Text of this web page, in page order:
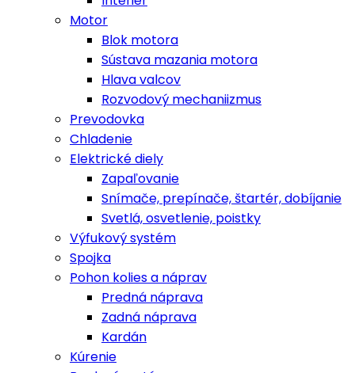
Motor
Blok motora
Sústava mazania motora
Hlava valcov
Rozvodový mechaniizmus
Prevodovka
Chladenie
Elektrické diely
Zapaľovanie
Snímače, prepínače, štartér, dobíjanie
Svetlá, osvetlenie, poistky
Výfukový systém
Spojka
Pohon kolies a náprav
Predná náprava
Zadná náprava
Kardán
Kúrenie